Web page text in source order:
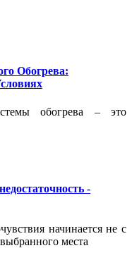
Обогрева:
обогрева – это
-
начинается не с
места